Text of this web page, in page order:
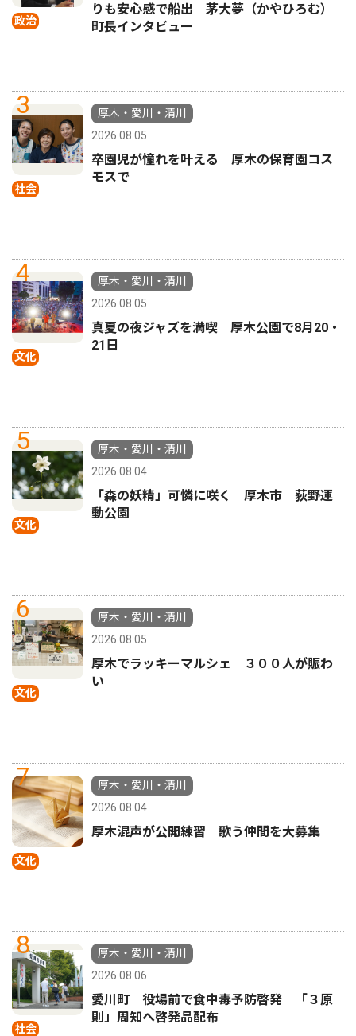
政治
りも安心感で船出 茅大夢（かやひろむ）
町長インタビュー
3
社会
厚木・愛川・清川
2026.08.05
卒園児が憧れを叶える 厚木の保育園コス
モスで
4
文化
厚木・愛川・清川
2026.08.05
真夏の夜ジャズを満喫 厚木公園で8月20・
21日
5
文化
厚木・愛川・清川
2026.08.04
「森の妖精」可憐に咲く 厚木市 荻野運
動公園
6
文化
厚木・愛川・清川
2026.08.05
厚木でラッキーマルシェ ３００人が賑わ
い
7
文化
厚木・愛川・清川
2026.08.04
厚木混声が公開練習 歌う仲間を大募集
8
社会
厚木・愛川・清川
2026.08.06
愛川町 役場前で食中毒予防啓発 「３原
則」周知へ啓発品配布